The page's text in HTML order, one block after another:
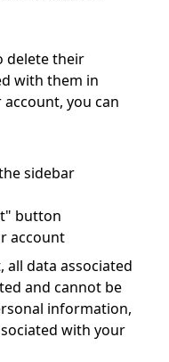
delete their
with them in
you can
sidebar
button
account
all data associated
and cannot be
information,
with your